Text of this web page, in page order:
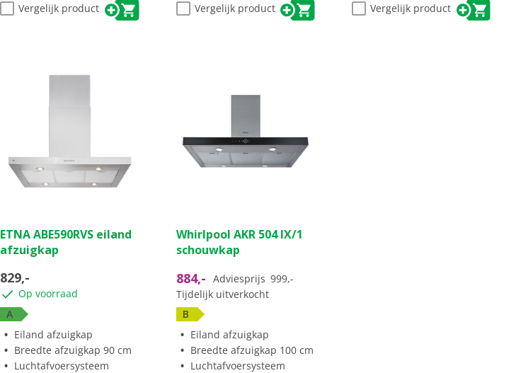
Vergelijk product
Vergelijk product
Vergelijk product
ETNA ABE590RVS eiland
afzuigkap
829,-
Op voorraad
A
Eiland afzuigkap
Breedte afzuigkap 90 cm
Luchtafvoersysteem
Whirlpool AKR 504 IX/1
schouwkap
884,- Adviesprijs 999,-
Tijdelijk uitverkocht
B
Eiland afzuigkap
Breedte afzuigkap 100 cm
Luchtafvoersysteem